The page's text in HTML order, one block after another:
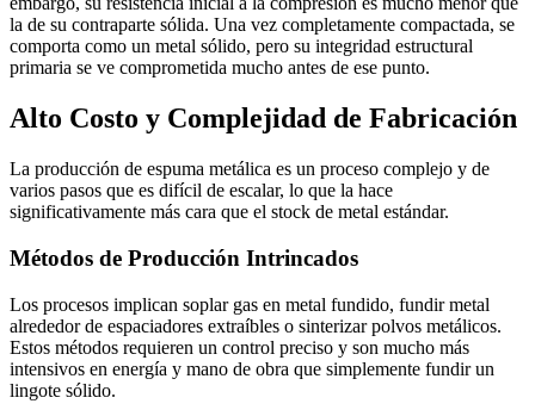
la de su contraparte sólida. Una vez completamente compactada, se
comporta como un metal sólido, pero su integridad estructural
primaria se ve comprometida mucho antes de ese punto.
Alto Costo y Complejidad de Fabricación
La producción de espuma metálica es un proceso complejo y de
varios pasos que es difícil de escalar, lo que la hace
significativamente más cara que el stock de metal estándar.
Métodos de Producción Intrincados
Los procesos implican soplar gas en metal fundido, fundir metal
alrededor de espaciadores extraíbles o sinterizar polvos metálicos.
Estos métodos requieren un control preciso y son mucho más
intensivos en energía y mano de obra que simplemente fundir un
lingote sólido.